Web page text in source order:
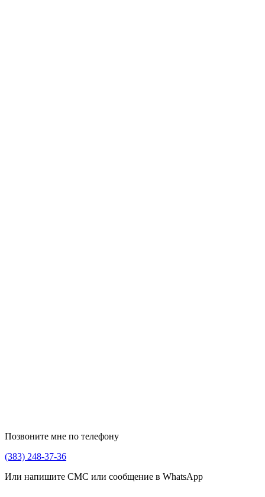
Позвоните мне по телефону
(383) 248-37-36
Или напишите СМС или сообщение в WhatsApp